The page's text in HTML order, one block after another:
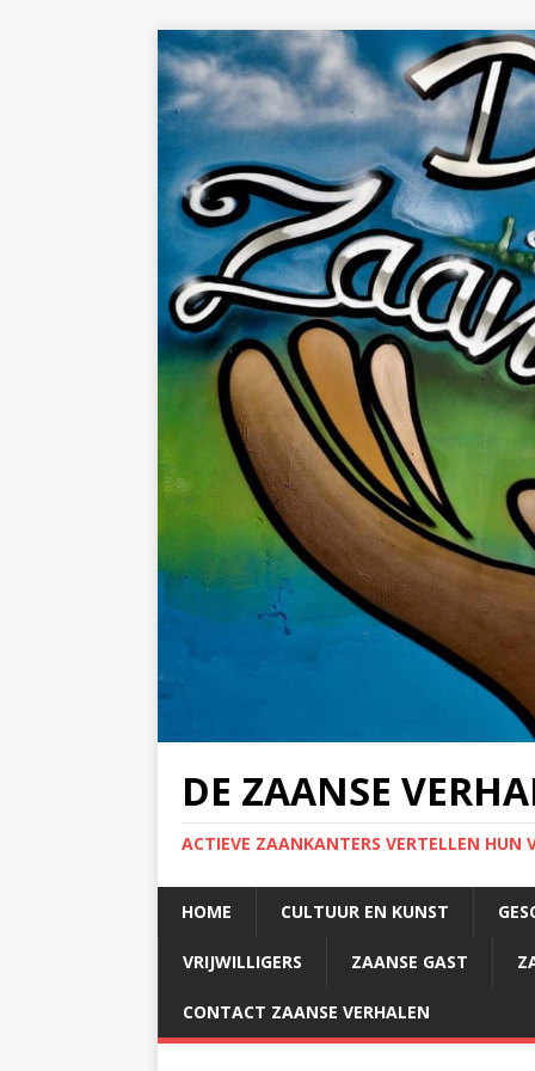
DE ZAANSE
ACTIEVE ZAANKANTERS VERTELLEN HUN
HOME CULTUUR EN KUNST
VRIJWILLIGERS ZAANSE GAST
CONTACT ZAANSE VERHALEN